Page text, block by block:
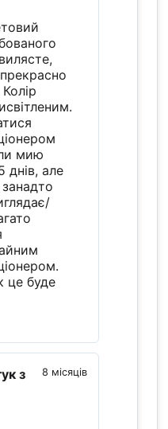
мию
днів, але
це буде
8 місяців
з